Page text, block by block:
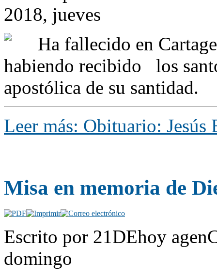
2018, jueves
Ha fallecido en
habiendo recibido los
apostólica de su santidad.
Leer más: Obituario: Jesús
Misa en memoria de
Escrito por 21DEhoy
domingo